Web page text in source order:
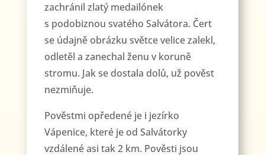
zachránil zlatý medailónek
s podobiznou svatého Salvátora. Čert
se údajně obrázku světce velice zalekl,
odletěl a zanechal ženu v koruně
stromu. Jak se dostala dolů, už pověst
nezmiňuje.
Pověstmi opředené je i jezírko
Vápenice, které je od Salvátorky
vzdálené asi tak 2 km. Pověsti jsou